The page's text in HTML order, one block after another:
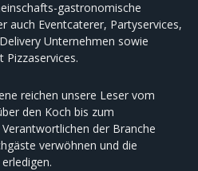
gastronomische
auch Eventcaterer, Partyservices,
Unternehmen sowie
reichen unsere Leser vom
den Koch bis zum
der Branche
verwöhnen und die